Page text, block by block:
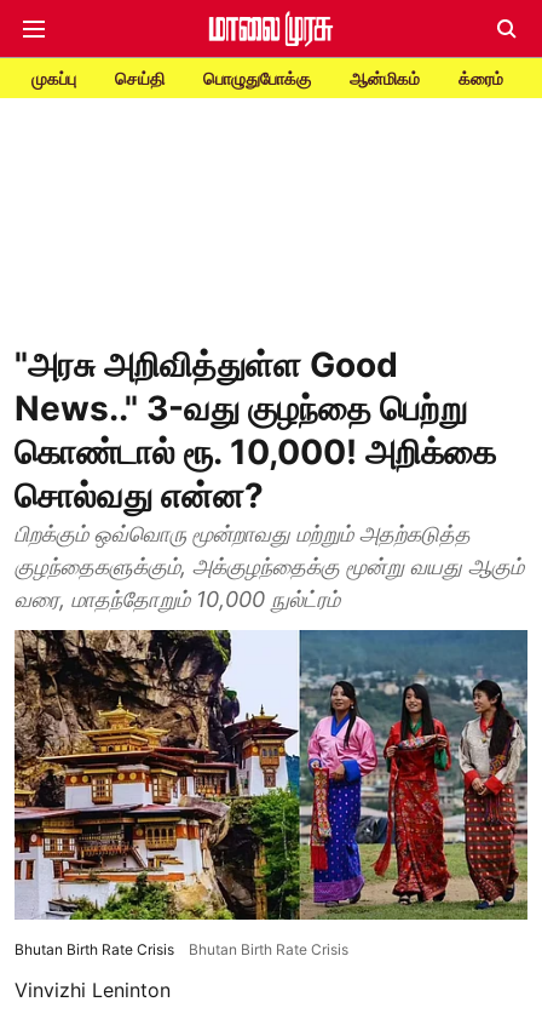
முகப்பு செய்தி பொழுதுபோக்கு ஆன்மிகம் க்ரைம்
"அரசு அறிவித்துள்ள Good
News.." 3-வது குழந்தை பெற்று
கொண்டால் ரூ. 10,000! அறிக்கை
சொல்வது என்ன?
பிறக்கும் ஒவ்வொரு மூன்றாவது மற்றும் அதற்கடுத்த
குழந்தைகளுக்கும், அக்குழந்தைக்கு மூன்று வயது ஆகும்
வரை, மாதந்தோறும் 10,000 நுல்ட்ரம்
Bhutan Birth Rate Crisis Bhutan Birth Rate Crisis
Vinvizhi Leninton